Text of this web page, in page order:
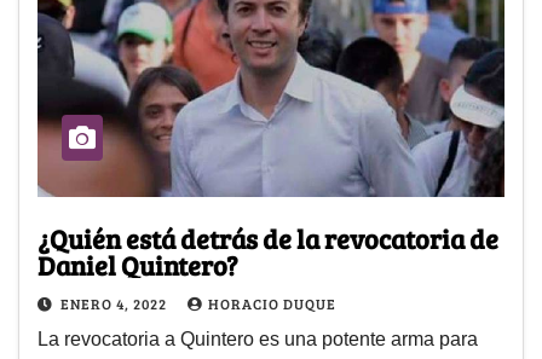
¿Quién está detrás de la revocatoria de
Daniel Quintero?
ENERO 4, 2022 HORACIO DUQUE
La revocatoria a Quintero es una potente arma para